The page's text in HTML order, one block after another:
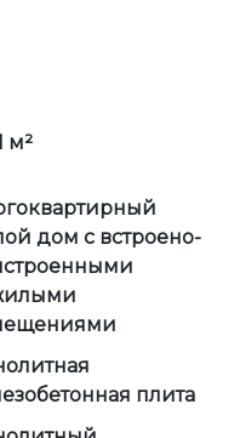
м²
дом с встроено-
плита